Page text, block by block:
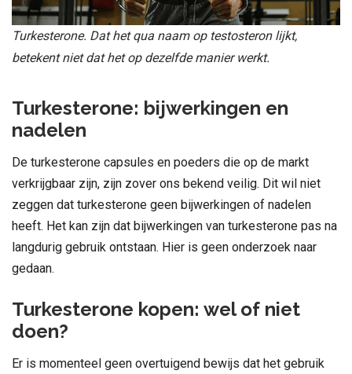
Turkesterone. Dat het qua naam op testosteron lijkt,
betekent niet dat het op dezelfde manier werkt.
Turkesterone: bijwerkingen en
nadelen
De turkesterone capsules en poeders die op de markt
verkrijgbaar zijn, zijn zover ons bekend veilig. Dit wil niet
zeggen dat turkesterone geen bijwerkingen of nadelen
heeft. Het kan zijn dat bijwerkingen van turkesterone pas na
langdurig gebruik ontstaan. Hier is geen onderzoek naar
gedaan.
Turkesterone kopen: wel of niet
doen?
Er is momenteel geen overtuigend bewijs dat het gebruik